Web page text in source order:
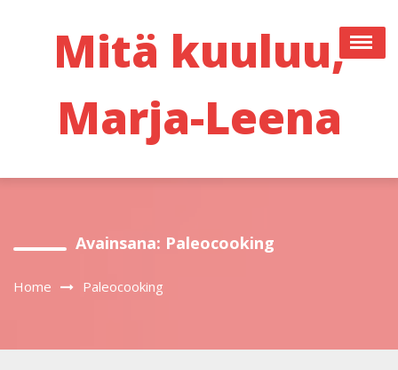
Mitä kuuluu,
Marja-Leena
Avainsana: Paleocooking
Home Paleocooking